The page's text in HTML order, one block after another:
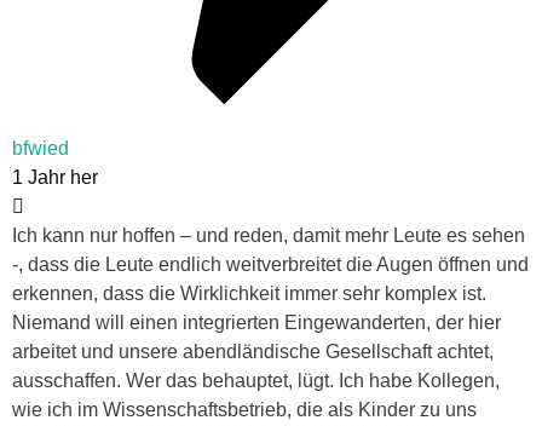
bfwied
1 Jahr her
Ich kann nur hoffen – und reden, damit mehr Leute es sehen
-, dass die Leute endlich weitverbreitet die Augen öffnen und
erkennen, dass die Wirklichkeit immer sehr komplex ist.
Niemand will einen integrierten Eingewanderten, der hier
arbeitet und unsere abendländische Gesellschaft achtet,
ausschaffen. Wer das behauptet, lügt. Ich habe Kollegen,
wie ich im Wissenschaftsbetrieb, die als Kinder zu uns